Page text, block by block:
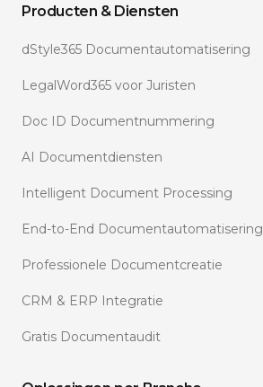
Producten & Diensten
dStyle365 Documentautomatisering
LegalWord365 voor Juristen
Doc ID Documentnummering
AI Documentdiensten
Intelligent Document Processing
End-to-End Documentautomatisering
Professionele Documentcreatie
CRM & ERP Integratie
Gratis Documentaudit